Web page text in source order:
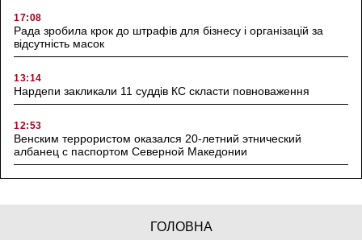
17:08
Рада зробила крок до штрафів для бізнесу і організацій за
відсутність масок
13:14
Нардепи закликали 11 суддів КС скласти повноваження
12:53
Венским террористом оказался 20-летний этнический
албанец с паспортом Северной Македонии
ГОЛОВНА